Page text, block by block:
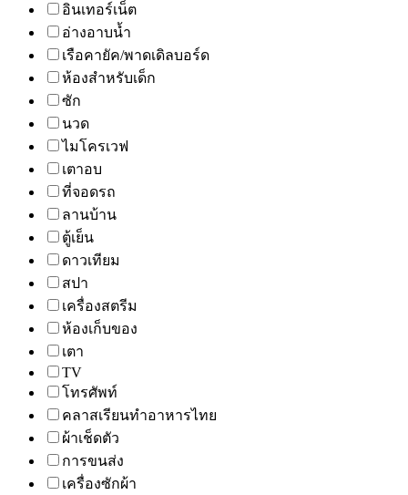
อินเทอร์เน็ต
อ่างอาบน้ำ
เรือคายัค/พาดเดิลบอร์ด
ห้องสำหรับเด็ก
ซัก
นวด
ไมโครเวฟ
เตาอบ
ที่จอดรถ
ลานบ้าน
ตู้เย็น
ดาวเทียม
สปา
เครื่องสตรีม
ห้องเก็บของ
เตา
TV
โทรศัพท์
คลาสเรียนทำอาหารไทย
ผ้าเช็ดตัว
การขนส่ง
เครื่องซักผ้า